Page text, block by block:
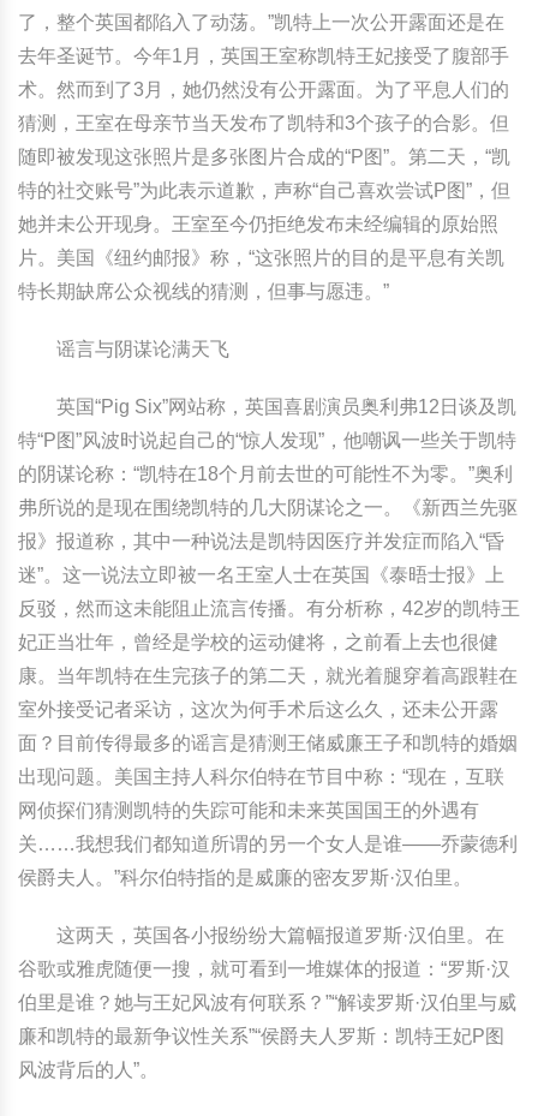
了，整个英国都陷入了动荡。”凯特上一次公开露面还是在
去年圣诞节。今年1月，英国王室称凯特王妃接受了腹部手
术。然而到了3月，她仍然没有公开露面。为了平息人们的
猜测，王室在母亲节当天发布了凯特和3个孩子的合影。但
随即被发现这张照片是多张图片合成的“P图”。第二天，“凯
特的社交账号”为此表示道歉，声称“自己喜欢尝试P图”，但
她并未公开现身。王室至今仍拒绝发布未经编辑的原始照
片。美国《纽约邮报》称，“这张照片的目的是平息有关凯
特长期缺席公众视线的猜测，但事与愿违。”
谣言与阴谋论满天飞
英国“Pig Six”网站称，英国喜剧演员奥利弗12日谈及凯
特“P图”风波时说起自己的“惊人发现”，他嘲讽一些关于凯特
的阴谋论称：“凯特在18个月前去世的可能性不为零。”奥利
弗所说的是现在围绕凯特的几大阴谋论之一。《新西兰先驱
报》报道称，其中一种说法是凯特因医疗并发症而陷入“昏
迷”。这一说法立即被一名王室人士在英国《泰晤士报》上
反驳，然而这未能阻止流言传播。有分析称，42岁的凯特王
妃正当壮年，曾经是学校的运动健将，之前看上去也很健
康。当年凯特在生完孩子的第二天，就光着腿穿着高跟鞋在
室外接受记者采访，这次为何手术后这么久，还未公开露
面？目前传得最多的谣言是猜测王储威廉王子和凯特的婚姻
出现问题。美国主持人科尔伯特在节目中称：“现在，互联
网侦探们猜测凯特的失踪可能和未来英国国王的外遇有
关……我想我们都知道所谓的另一个女人是谁——乔蒙德利
侯爵夫人。”科尔伯特指的是威廉的密友罗斯·汉伯里。
这两天，英国各小报纷纷大篇幅报道罗斯·汉伯里。在
谷歌或雅虎随便一搜，就可看到一堆媒体的报道：“罗斯·汉
伯里是谁？她与王妃风波有何联系？”“解读罗斯·汉伯里与威
廉和凯特的最新争议性关系”“侯爵夫人罗斯：凯特王妃P图
风波背后的人”。